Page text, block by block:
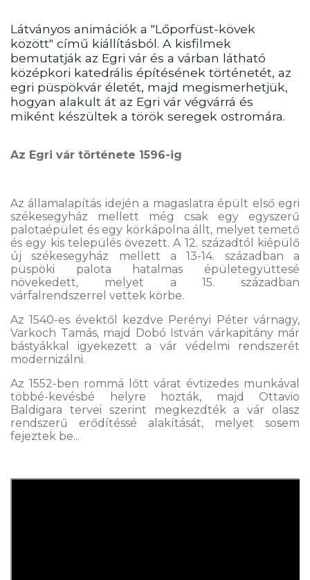
Látványos animációk a "Lőporfüst-kövek
között" című kiállításból. A kisfilmek
bemutatják az Egri vár és a várban látható
középkori katedrális építésének történetét, az
egri püspökvár életét, majd megismerhetjük,
hogyan alakult át az Egri vár végvárrá és
miként készültek a török seregek ostromára.
Az Egri vár története 1596-ig
Az államalapítás idején a magaslatra épült első egri
székesegyház mellett még csak egy egyszerű
palotaépület és egy körkápolna állt, melyet temető
és egy kis település övezett. A 12. századtól kiépülő
új székesegyház mellett a 13-14. században a
püspöki palota hatalmas épületegyüttesé
növekedett, melyet a 15. században
várfalrendszerrel vettek körbe.
Az 1540-es évektől kezdve Perényi Péter várnagy,
Varkoch Tamás, majd Dobó István várkapitány már
bástyákkal igyekezett a vár védelmi rendszerét
modernizálni.
Az 1552-ben rommá lőtt várat évtizedes munkával
többé-kevésbé helyre hozták, majd Ottavio
Baldigara tervei szerint megkezdték a vár olasz
rendszerű erődítéssé alakítását, melyet sosem
fejeztek be...